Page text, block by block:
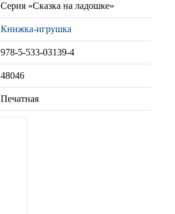
Серия «Сказка на ладошке»
Книжка-игрушка
978-5-533-03139-4
48046
Печатная